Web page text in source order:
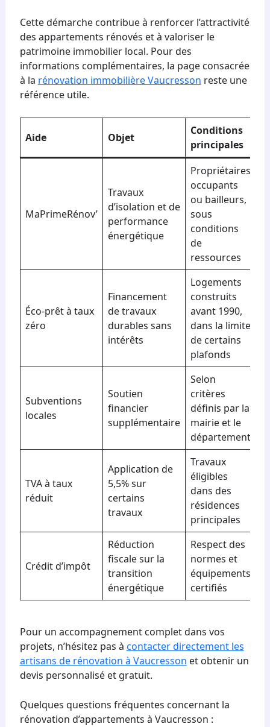
Cette démarche contribue à renforcer l’attractivité
des appartements rénovés et à valoriser le
patrimoine immobilier local. Pour des
informations complémentaires, la page consacrée
à la rénovation immobilière Vaucresson reste une
référence utile.
Aide Objet
Conditions
principales
MaPrimeRénov’
Travaux
d’isolation et de
performance
énergétique
Propriétaires
occupants
ou bailleurs,
sous
conditions
de
ressources
Éco-prêt à taux
zéro
Financement
de travaux
durables sans
intérêts
Logements
construits
avant 1990,
dans la limite
de certains
plafonds
Subventions
locales
Soutien
financier
supplémentaire
Selon
critères
définis par la
mairie et le
département
TVA à taux
réduit
Application de
5,5% sur
certains
travaux
Travaux
éligibles
dans des
résidences
principales
Crédit d’impôt
Réduction
fiscale sur la
transition
énergétique
Respect des
normes et
équipements
certifiés
Pour un accompagnement complet dans vos
projets, n’hésitez pas à contacter directement les
artisans de rénovation à Vaucresson et obtenir un
devis personnalisé et gratuit.
Quelques questions fréquentes concernant la
rénovation d’appartements à Vaucresson :